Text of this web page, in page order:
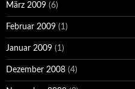
März 2009 (6)
Februar 2009 (1)
Januar 2009 (1)
Dezember 2008 (4)